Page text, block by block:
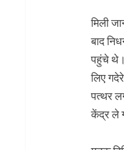
मिली
बाद
पहुंचे थे।
लिए
पत्थर
केंद्र ले